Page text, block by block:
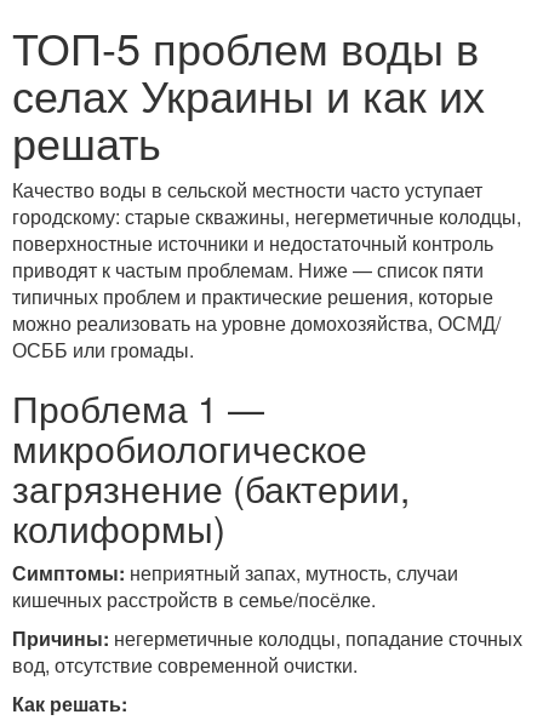
ТОП-5 проблем воды в
селах Украины и как их
решать
Качество воды в сельской местности часто уступает
городскому: старые скважины, негерметичные колодцы,
поверхностные источники и недостаточный контроль
приводят к частым проблемам. Ниже — список пяти
типичных проблем и практические решения, которые
можно реализовать на уровне домохозяйства, ОСМД/
ОСББ или громады.
Проблема 1 —
микробиологическое
загрязнение (бактерии,
колиформы)
Симптомы: неприятный запах, мутность, случаи
кишечных расстройств в семье/посёлке.
Причины: негерметичные колодцы, попадание сточных
вод, отсутствие современной очистки.
Как решать: